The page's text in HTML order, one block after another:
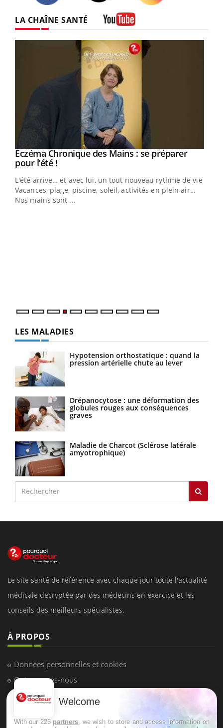
LA CHAÎNE SANTÉ
Youtube
Eczéma Chronique des Mains : se préparer
pour l’été !Youtube
L'été arrive… et avec lui, un tout nouveau rythme de vie !
Vacances, plage, piscine, soleil, activités en plein air…
Nos mains sont ...
LES MALADIES
Hypotension orthostatique : quand la
pression artérielle chute au lever
Drépanocytose : une déformation des
globules rouges aux conséquences
graves
Maladie de Charcot (Sclérose latérale
amyotrophique)
Le site santé de référence avec chaque jour toute l'actualité
médicale decryptée par des médecins en exercice et les
conseils des meilleurs spécialistes.
À PROPOS
Données personnelles et cookies
Qui sommes-nous
Conditions d'utilisation
Mentions Légales
Welcome
With our 225 partners , we wish to store and access information on